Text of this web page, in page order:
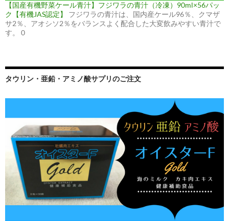
【国産有機野菜ケール青汁】フジワラの青汁（冷凍）90ml×56パッ
ク【有機JAS認定】
フジワラの青汁は、国内産ケール96％、クマザ
サ2％、アオシソ2％をバランスよく配合した大変飲みやすい青汁で
す。 0
タウリン・亜鉛・アミノ酸サプリのご注文